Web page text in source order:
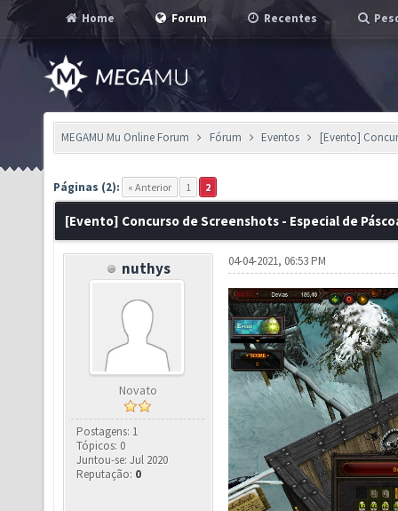
Home Forum Recentes
MEGAMU Mu Online Forum Fórum Eventos [Evento]
Páginas (2): « Anterior 1 2
[Evento] Concurso de Screenshots - Especial de
nuthys
Novato
Postagens: 1
Tópicos: 0
Juntou-se: Jul 2020
Reputação: 0
04-04-2021, 06:53 PM